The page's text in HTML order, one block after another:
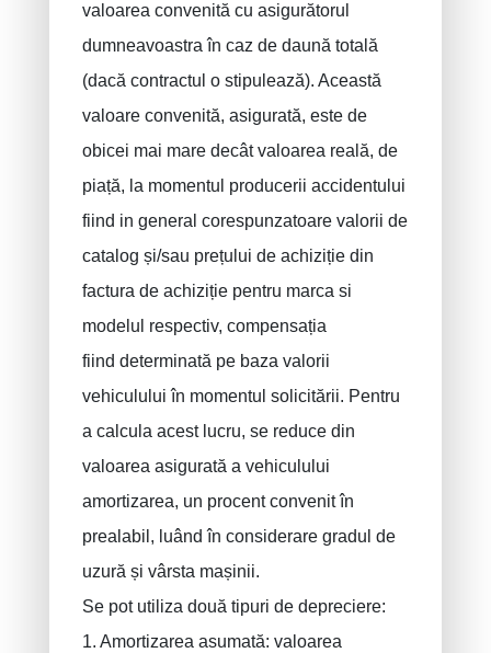
valoarea convenită cu asigurătorul
dumneavoastra în caz de daună totală
(dacă contractul o stipulează). Această
valoare convenită, asigurată, este de
obicei mai mare decât valoarea reală, de
piață, la momentul producerii accidentului
fiind in general corespunzatoare valorii de
catalog și/sau prețului de achiziție din
factura de achiziție pentru marca si
modelul respectiv, compensația
fiind determinată pe baza valorii
vehiculului în momentul solicitării. Pentru
a calcula acest lucru, se reduce din
valoarea asigurată a vehiculului
amortizarea, un procent convenit în
prealabil, luând în considerare gradul de
uzură și vârsta mașinii.
Se pot utiliza două tipuri de depreciere:
1. Amortizarea asumată: valoarea